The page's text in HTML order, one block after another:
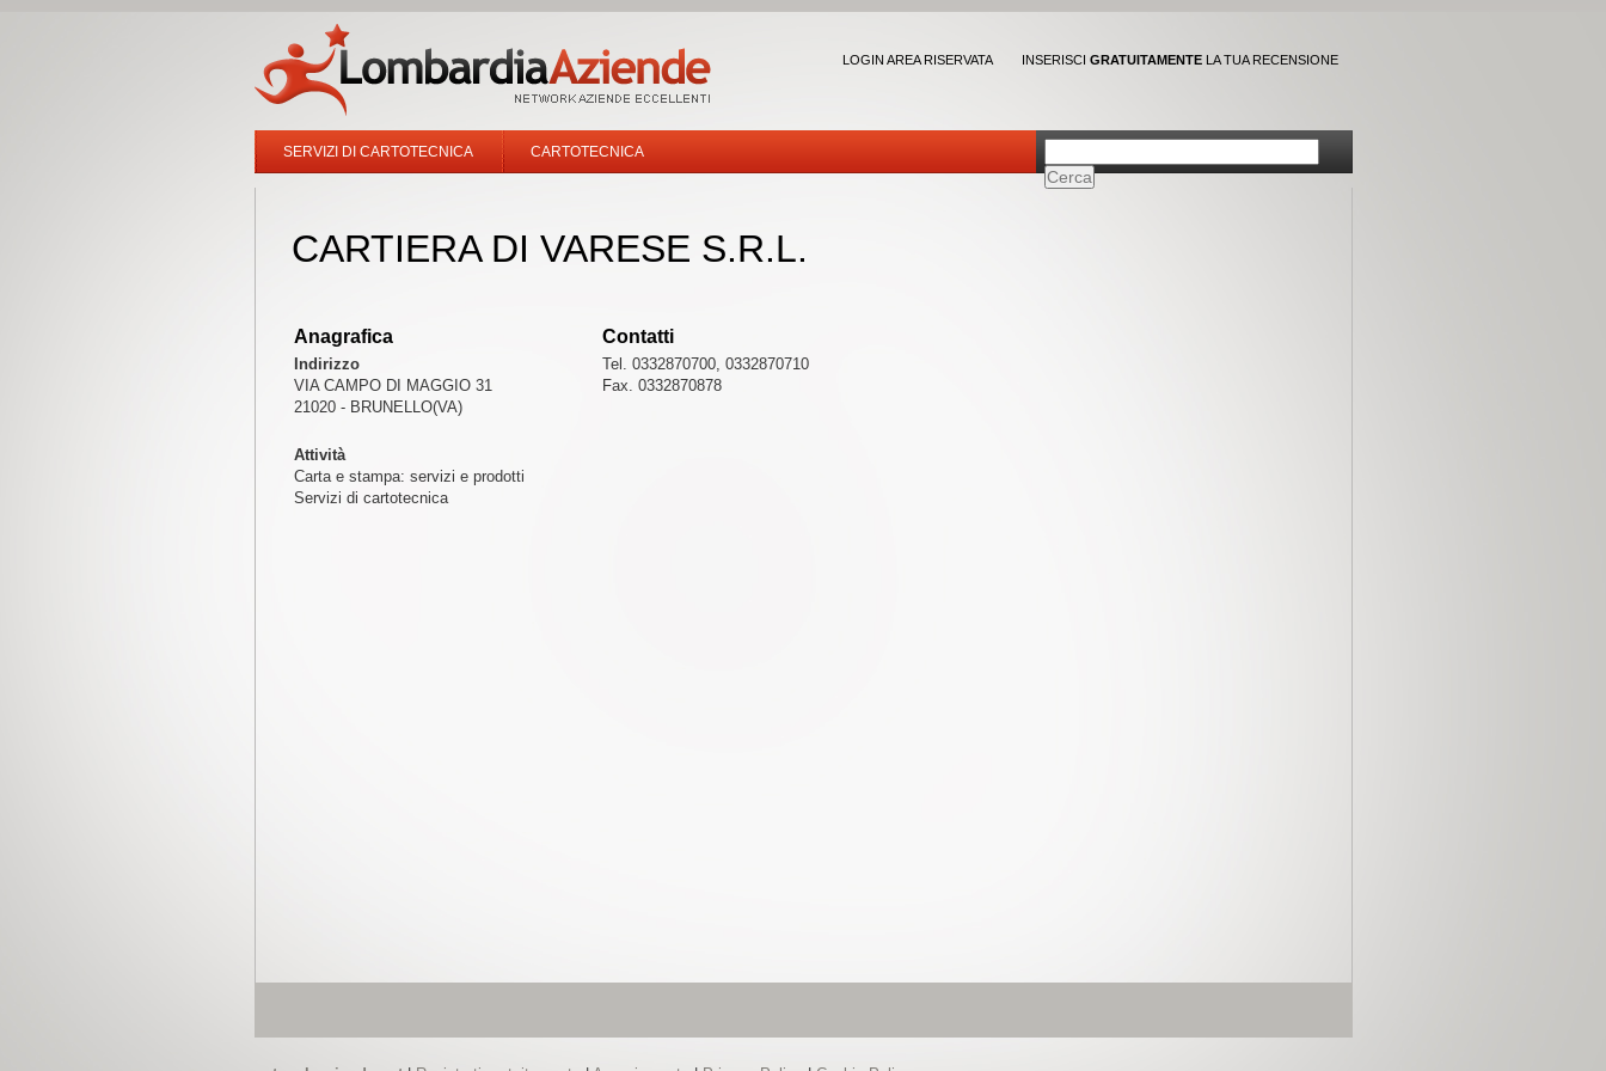
LOGIN AREA RISERVATA INSERISCI GRATUITAMENTELA TUA RECENSIONE
SERVIZI DI CARTOTECNICA CARTOTECNICA
CARTIERA DI VARESE S.R.L.
Anagrafica
Indirizzo
VIA CAMPO DI MAGGIO 31
21020 - BRUNELLO(VA)
Contatti
Tel. 0332870700, 0332870710
Fax. 0332870878
Attività
Carta e stampa: servizi e prodotti
Servizi di cartotecnica